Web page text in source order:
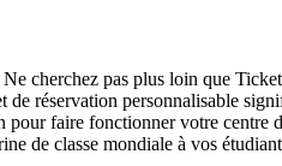
cherchez pas plus loin que
réservation personnalisable
faire fonctionner votre
de classe mondiale à vos